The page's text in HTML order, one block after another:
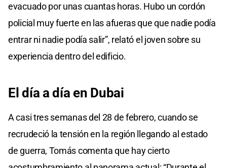
seconds
evacuado por unas cuantas horas. Hubo un cordón
policial muy fuerte en las afueras que que nadie podía
entrar ni nadie podía salir”, relató el joven sobre su
experiencia dentro del edificio.
El día a día en Dubai
A casi tres semanas del 28 de febrero, cuando se
recrudeció la tensión en la región llegando al estado
de guerra, Tomás comenta que hay cierto